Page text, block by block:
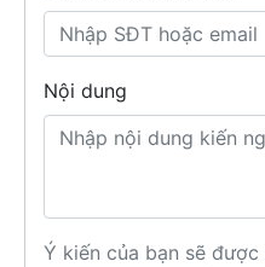
Nội dung
Ý kiến của bạn sẽ